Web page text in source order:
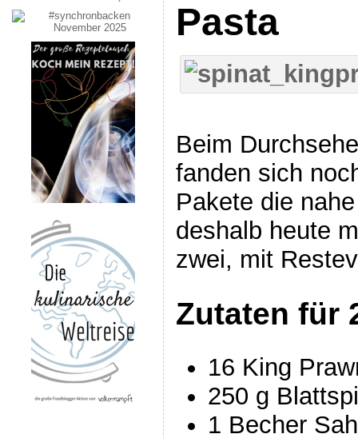
Pasta
Beim
fanden sich
Pakete die
deshalb heute
zwei, mit
Zutaten für
16 King
250 g
1 Becher